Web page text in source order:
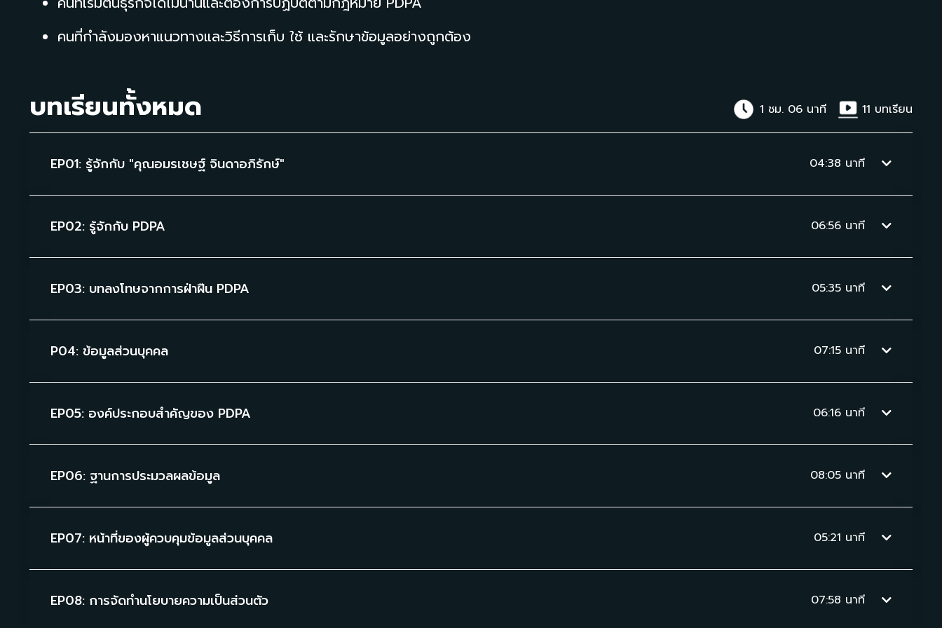
คนที่กำลังมองหาแนวทางและวิธีการเก็บ ใช้ และรักษาข้อมูลอย่างถูกต้อง
บทเรียนทั้งหมด 1 ชม. 06 นาที 11 บทเรียน
EP01: รู้จักกับ "คุณอมรเชษฐ์ จินดาอภิรักษ์" 04:38 นาที
EP02: รู้จักกับ PDPA 06:56 นาที
EP03: บทลงโทษจากการฝ่าฝืน PDPA 05:35 นาที
P04: ข้อมูลส่วนบุคคล 07:15 นาที
EP05: องค์ประกอบสำคัญของ PDPA 06:16 นาที
EP06: ฐานการประมวลผลข้อมูล 08:05 นาที
EP07: หน้าที่ของผู้ควบคุมข้อมูลส่วนบุคคล 05:21 นาที
EP08: การจัดทำนโยบายความเป็นส่วนตัว 07:58 นาที